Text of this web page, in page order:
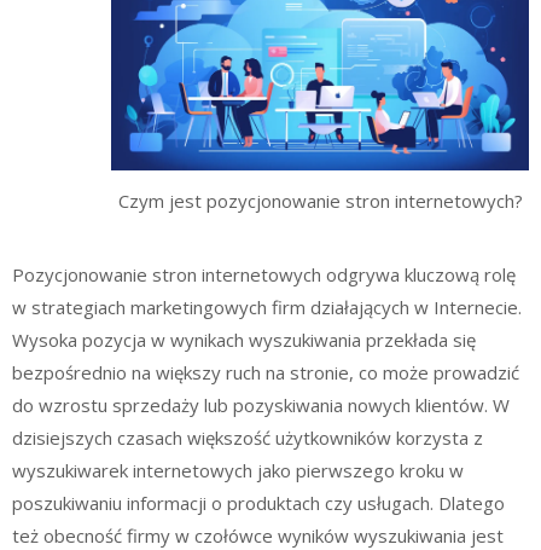
Czym jest pozycjonowanie stron internetowych?
Pozycjonowanie stron internetowych odgrywa kluczową rolę
w strategiach marketingowych firm działających w Internecie.
Wysoka pozycja w wynikach wyszukiwania przekłada się
bezpośrednio na większy ruch na stronie, co może prowadzić
do wzrostu sprzedaży lub pozyskiwania nowych klientów. W
dzisiejszych czasach większość użytkowników korzysta z
wyszukiwarek internetowych jako pierwszego kroku w
poszukiwaniu informacji o produktach czy usługach. Dlatego
też obecność firmy w czołówce wyników wyszukiwania jest